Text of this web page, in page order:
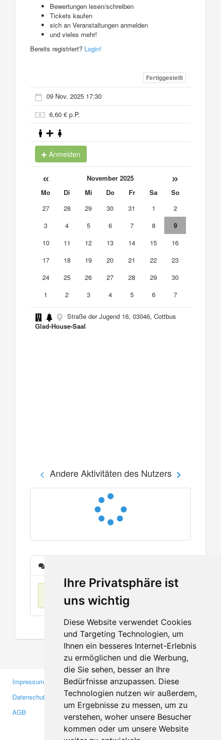
Ihre Privatsphäre ist
uns wichtig
Diese Website verwendet Cookies
und Targeting Technologien, um
Ihnen ein besseres Internet-Erlebnis
zu ermöglichen und die Werbung,
die Sie sehen, besser an Ihre
Bedürfnisse anzupassen. Diese
Technologien nutzen wir außerdem,
um Ergebnisse zu messen, um zu
verstehen, woher unsere Besucher
kommen oder um unsere Website
Bewertungen lesen/schreiben
Tickets kaufen
sich an Veranstaltungen anmelden
und vieles mehr!
Bereits registriert? Login!
Fertiggestellt
09 Nov. 2025 17:30
6,60 € p.P.
Anmelden
« November 2025 »
Mo Di Mi Do Fr Sa
So
27
28 29 30 31 1
2
3
4 5 6 7 8
9
10
11 12 13 14 15
16
17
18 19 20 21 22
23
24
25 26 27 28 29
30
1
2 3 4 5 6 7
Straße der Jugend 16, 03046, Cottbus
Glad-House-Saal
Andere Aktivitäten des Nutzers
Keine Einträge
Impressum
Datenschutzerklärung
AGB
Gewerbetreibende
Investoren
Medien